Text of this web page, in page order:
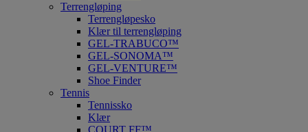
Terrengløping
Terrengløpesko
Klær til terrengløping
GEL-TRABUCO™
GEL-SONOMA™
GEL-VENTURE™
Shoe Finder
Tennis
Tennissko
Klær
COURT FF™